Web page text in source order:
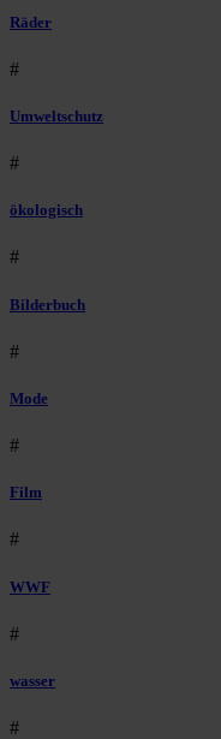
Räder
#
Umweltschutz
#
ökologisch
#
Bilderbuch
#
Mode
#
Film
#
WWF
#
wasser
#